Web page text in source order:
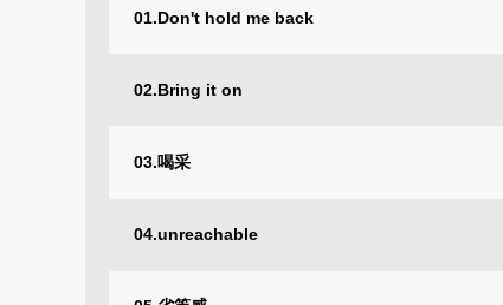
01.Don't hold me back
02.Bring it on
03.喝采
04.unreachable